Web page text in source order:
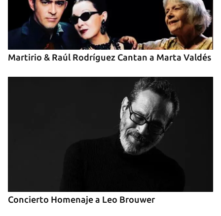
INICIAR SESIÓN CANCELAR
Martirio & Raúl Rodríguez Cantan a Marta Valdés
Concierto Homenaje a Leo Brouwer